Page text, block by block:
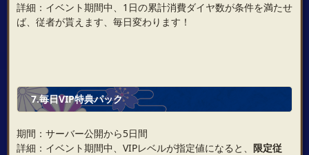
詳細：イベント期間中、1日の累計消費ダイヤ数が条件を満たせ
ば、従者が貰えます、毎日変わります！
7.毎日VIP特典パック
期間：サーバー公開から5日間
詳細：イベント期間中、VIPレベルが指定値になると、 限定従